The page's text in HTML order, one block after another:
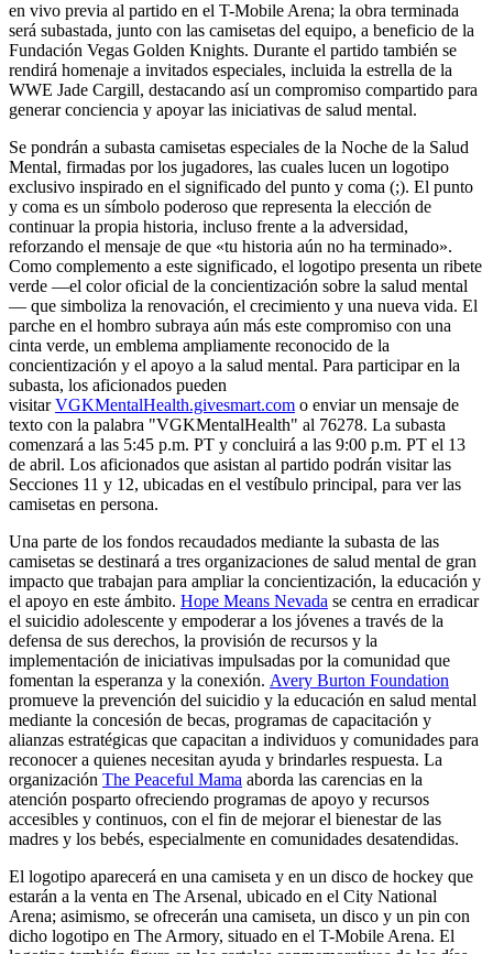
en vivo previa al partido en el T-Mobile Arena; la obra terminada
será subastada, junto con las camisetas del equipo, a beneficio de la
Fundación Vegas Golden Knights. Durante el partido también se
rendirá homenaje a invitados especiales, incluida la estrella de la
WWE Jade Cargill, destacando así un compromiso compartido para
generar conciencia y apoyar las iniciativas de salud mental.
Se pondrán a subasta camisetas especiales de la Noche de la Salud
Mental, firmadas por los jugadores, las cuales lucen un logotipo
exclusivo inspirado en el significado del punto y coma (;). El punto
y coma es un símbolo poderoso que representa la elección de
continuar la propia historia, incluso frente a la adversidad,
reforzando el mensaje de que «tu historia aún no ha terminado».
Como complemento a este significado, el logotipo presenta un ribete
verde —el color oficial de la concientización sobre la salud mental
— que simboliza la renovación, el crecimiento y una nueva vida. El
parche en el hombro subraya aún más este compromiso con una
cinta verde, un emblema ampliamente reconocido de la
concientización y el apoyo a la salud mental. Para participar en la
subasta, los aficionados pueden
visitarVGKMentalHealth.givesmart.com o enviar un mensaje de
texto con la palabra "VGKMentalHealth" al 76278. La subasta
comenzará a las 5:45 p.m. PT y concluirá a las 9:00 p.m. PT el 13
de abril. Los aficionados que asistan al partido podrán visitar las
Secciones 11 y 12, ubicadas en el vestíbulo principal, para ver las
camisetas en persona.
Una parte de los fondos recaudados mediante la subasta de las
camisetas se destinará a tres organizaciones de salud mental de gran
impacto que trabajan para ampliar la concientización, la educación y
el apoyo en este ámbito. Hope Means Nevada se centra en erradicar
el suicidio adolescente y empoderar a los jóvenes a través de la
defensa de sus derechos, la provisión de recursos y la
implementación de iniciativas impulsadas por la comunidad que
fomentan la esperanza y la conexión. Avery Burton Foundation
promueve la prevención del suicidio y la educación en salud mental
mediante la concesión de becas, programas de capacitación y
alianzas estratégicas que capacitan a individuos y comunidades para
reconocer a quienes necesitan ayuda y brindarles respuesta. La
organización The Peaceful Mama aborda las carencias en la
atención posparto ofreciendo programas de apoyo y recursos
accesibles y continuos, con el fin de mejorar el bienestar de las
madres y los bebés, especialmente en comunidades desatendidas.
El logotipo aparecerá en una camiseta y en un disco de hockey que
estarán a la venta en The Arsenal, ubicado en el City National
Arena; asimismo, se ofrecerán una camiseta, un disco y un pin con
dicho logotipo en The Armory, situado en el T-Mobile Arena. El